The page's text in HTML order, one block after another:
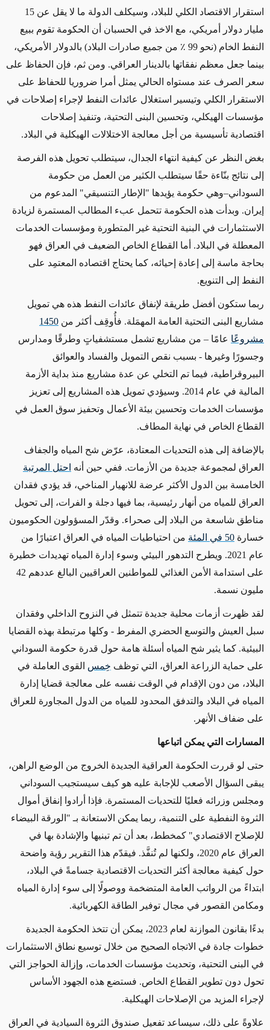
استقرار الاقتصاد الكلي للبلاد، وسيكلف الدولة ما لا يقل عن 15
مليار دولار أمريكي، مع الاخذ في الحسبان أن الحكومة تقوم ببيع
النفط الخام (نحو 99 ٪ من جميع صادرات البلاد) بالدولار الأمريكي،
بينما جعل معظم نفقاتها بالدينار العراقي. ومن ثم، فإن الحفاظ على
سعر الصرف عند مستواه الحالي يمثل أمرا ضروريا للحفاظ على
الاستقرار الكلي وتيسير استغلال عائدات النفط لإجراء إصلاحات في
مؤسسات الهيكلي، وتحسين البنى التحتية، وتنفيذ إصلاحات
اقتصادية تأسيسية من أجل معالجة الاختلالات الهيكلية في البلاد.
بغض النظر عن كيفية انتهاء الجدال، سيتطلب تحويل هذه الفرصة
إلى نتائج بنّاءة حقًا سيتطلب الكثير من العمل من حكومة
السوداني–وهي حكومة يؤيدها "الإطار التنسيقي" المدعوم من
إيران. وبدأت هذه الحكومة تتحمل عبء المطالب المستمرة لزيادة
الاستثمارات في البنية التحتية غير المتطورة ومؤسسات الخدمات
المعطلة في البلاد. أما القطاع الخاص الضعيف في العراق فهو
بحاجة ماسة إلى إعادة إحيائه، كما يحتاج اقتصاده المعتمِد على
النفط إلى التنويع.
ربما ستكون أفضل طريقة لإنفاق عائدات النفط هذه هي تمويل
مشاريع البنى التحتية العامة المهمَلة. فأُوقِف أكثر من 1450
مشروعًا عامًا – من مشاريع تشمل مستشفياتٍ وطرقًا ومدارس
وجسورًا وغيرها - بسبب نقص التمويل والفساد والعوائق
البيروقراطية، فيما تم التخلي عن عدة مشاريع منذ بداية الأزمة
المالية في عام 2014. وسيؤدي تمويل هذه المشاريع إلى تعزيز
مؤسسات الخدمات وتحسين بيئة الأعمال وتحفيز سوق العمل في
القطاع الخاص في نهاية المطاف.
بالإضافة إلى هذه التحديات المعتادة، عرّض شح المياه والجفاف
العراق لمجموعة جديدة من الأزمات. ففي حين أنه احتل المرتبة
الخامسة بين الدول الأكثر عرضة للانهيار المناخي، قد يؤدي فقدان
العراق للمياه من أنهار رئيسية، بما فيها دجلة و الفرات، إلى تحويل
مناطق شاسعة من البلاد إلى صحراء. وقدّر المسؤولون الحكوميون
خسارة 50 في المئة
من احتياطيات المياه في العراق اعتبارًا من
عام 2021. ويطرح التدهور البيئي وسوء إدارة المياه تهديدات خطيرة
على استدامة الأمن الغذائي للمواطنين العراقيين البالغ عددهم 42
مليون نسمة.
لقد ظهرت أزمات محلية جديدة تتمثل في النزوح الداخلي وفقدان
سبل العيش والتوسع الحضري المفرط - وكلها مرتبطة بهذه القضايا
البيئية. كما يثير شح المياه أسئلة هامة حول قدرة حكومة السوداني
على حماية الزراعة العراق، التي توظف خِمس القوى العاملة في
البلاد، من دون الإقدام في الوقت نفسه على معالجة قضايا إدارة
المياه في البلاد والتدفق المحدود للمياه من الدول المجاورة للعراق
على ضفاف الأنهر.
المسارات التي يمكن اتباعها
حتى لو قررت الحكومة العراقية الجديدة الخروج من الوضع الراهن،
يبقى السؤال الأصعب للإجابة عليه هو كيف سيستجيب السوداني
ومجلس وزرائه فعليًا للتحديات المستمرة. فإذا أرادوا إنفاق أموال
الثروة النفطية على التنمية، ربما يمكن الاستعانة بـ "الورقة البيضاء
للإصلاح الاقتصادي" كمخطط، بعد أن تم تبنيها والإشادة بها في
العراق عام 2020، ولكنها لم تُنفَّذ. فيقدّم هذا التقرير رؤية واضحة
حول كيفية معالجة أكثر التحديات الاقتصادية جسامةً في البلاد،
ابتداءً من الرواتب العامة المتضخمة ووصولًا إلى سوء إدارة المياه
ومكامن القصور في مجال توفير الطاقة الكهربائية.
بدءًا بقانون الموازنة لعام 2023، يمكن أن تتخذ الحكومة الجديدة
خطوات جادة في الاتجاه الصحيح من خلال توسيع نطاق الاستثمارات
في البنى التحتية، وتحديث مؤسسات الخدمات، وإزالة الحواجز التي
تحول دون تطوير القطاع الخاص. فستضع هذه الجهود الأساس
لإجراء المزيد من الإصلاحات الهيكلية.
علاوةً على ذلك، سيساعد تفعيل صندوق الثروة السيادية في العراق